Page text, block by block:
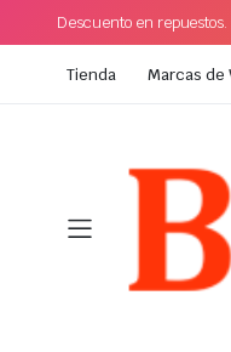
Descuento en repuestos.
Tienda Marcas de